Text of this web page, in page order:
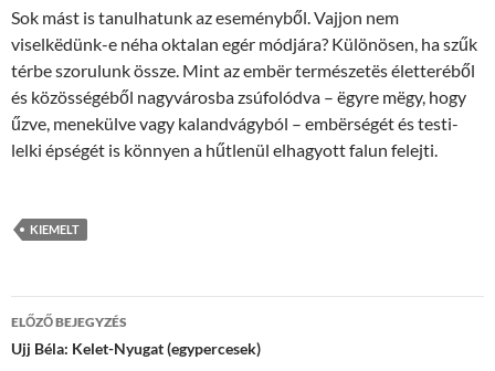
Sok mást is tanulhatunk az eseményből. Vajjon nem
viselkëdünk-e néha oktalan egér módjára? Különösen, ha szűk
térbe szorulunk össze. Mint az embër természetës életteréből
és közösségéből nagyvárosba zsúfolódva – ëgyre mëgy, hogy
űzve, menekülve vagy kalandvágyból – embërségét és testi-
lelki épségét is könnyen a hűtlenül elhagyott falun felejti.
KIEMELT
Bejegyzések
navigációja
ELŐZŐ BEJEGYZÉS
Ujj Béla: Kelet-Nyugat (egypercesek)